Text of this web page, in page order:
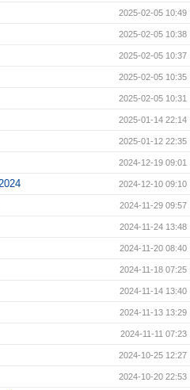
2025-02-05 10:49
2025-02-05 10:38
2025-02-05 10:37
2025-02-05 10:35
2025-02-05 10:31
2025-01-14 22:14
2025-01-12 22:35
2024-12-19 09:01
2024-12-10 09:10
2024-11-29 09:57
2024-11-24 13:48
2024-11-20 08:40
2024-11-18 07:25
2024-11-14 13:40
2024-11-13 13:29
2024-11-11 07:23
2024-10-25 12:27
2024-10-20 22:53